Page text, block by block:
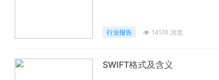
行业报告 14174 浏览
SWIFT格式及含义